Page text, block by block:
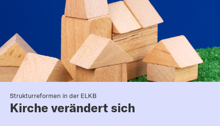
Strukturreformen in der ELKB
Kirche verändert sich